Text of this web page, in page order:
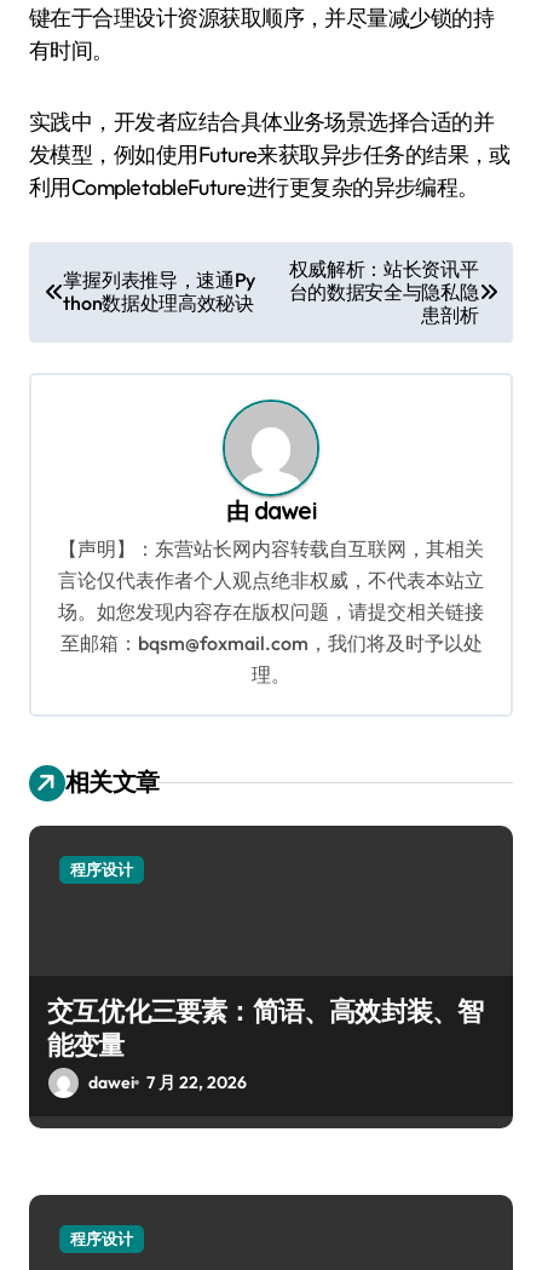
键在于合理设计资源获取顺序，并尽量减少锁的持
有时间。
实践中，开发者应结合具体业务场景选择合适的并
发模型，例如使用Future来获取异步任务的结果，或
利用CompletableFuture进行更复杂的异步编程。
章
导
航
掌握列表推导，速通Py
thon数据处理高效秘诀
权威解析：站长资讯平
台的数据安全与隐私隐
患剖析
由 dawei
【声明】：东营站长网内容转载自互联网，其相关
言论仅代表作者个人观点绝非权威，不代表本站立
场。如您发现内容存在版权问题，请提交相关链接
至邮箱：bqsm@foxmail.com，我们将及时予以处
理。
相关文章
程序设计
交互优化三要素：简语、高效封装、智
能变量
dawei 7 月 22, 2026
程序设计